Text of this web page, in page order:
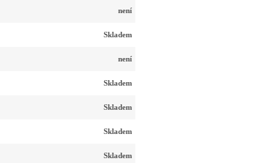
není
Skladem
není
Skladem
Skladem
Skladem
Skladem